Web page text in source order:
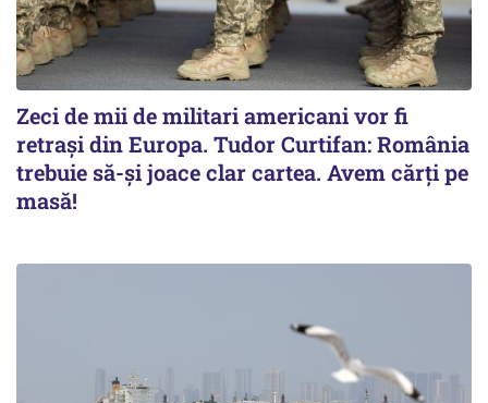
Zeci de mii de militari americani vor fi
retrași din Europa. Tudor Curtifan: România
trebuie să-și joace clar cartea. Avem cărți pe
masă!